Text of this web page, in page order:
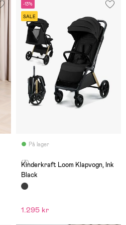
-13%
SALE
På lager
(3)
Kinderkraft Loom Klapvogn, Ink
Black
1.295 kr